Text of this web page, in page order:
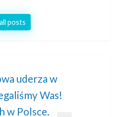
posts
uderza w
Was!
w Polsce.